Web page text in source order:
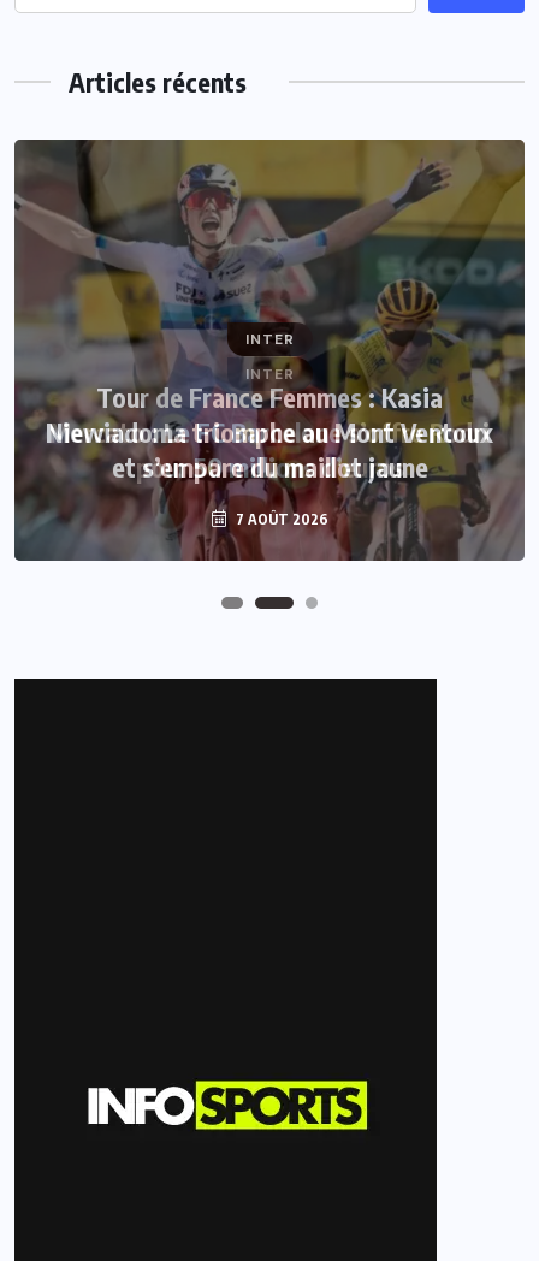
Articles récents
INTER
Tour de France Femmes : Kasia
Niewiadoma triomphe au Mont Ventoux
et s’empare du maillot jaune
7 AOÛT 2026
INTER
Mercato : Le FC Barcelone s’offre Rodri
pour 50 millions d’euros
7 AOÛT 2026